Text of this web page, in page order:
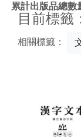
累計出版品總數
目前標籤
相關標籤：